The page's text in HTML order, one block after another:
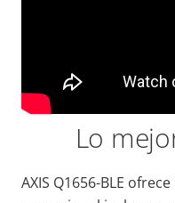
Lo
AXIS Q1656-BLE